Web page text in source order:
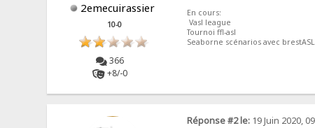
2emecuirassier
10-0
366
+8/-0
En cours:
Vasl league
Tournoi ffl-asl
Seaborne scénarios avec brestASL
Réponse #2 le:19 Juin 2020,